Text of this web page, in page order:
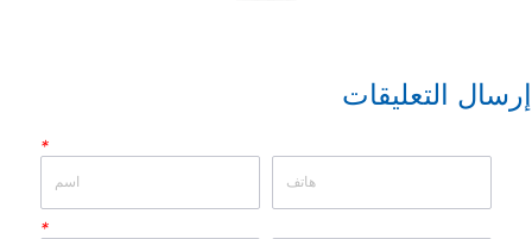
إرسال التعليقات
*
*